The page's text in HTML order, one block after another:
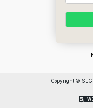
Copyright ©